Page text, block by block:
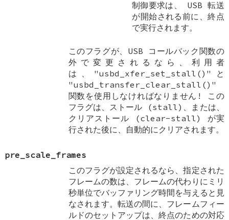
制御要求は、 USB 転送
が開始される前に、終点
で実行されます。
このフラグが、USB コールバック関数の
外で変更されるなら、利用者
は、"usbd_xfer_set_stall()"と
"usbd_transfer_clear_stall()"
関数を使用しなければなりません! この
フラグは、ストール (stall)、または、
クリアストール (clear-stall) が実
行された後に、自動的にクリアされます。
pre_scale_frames
このフラグが設定されるなら、指定された
フレームの数は、フレームの代わりにミリ
秒単位でバッファリング時間を与えると見
なされます。転送の間に、フレームフィー
ルドのセットアップは、終点のための対応